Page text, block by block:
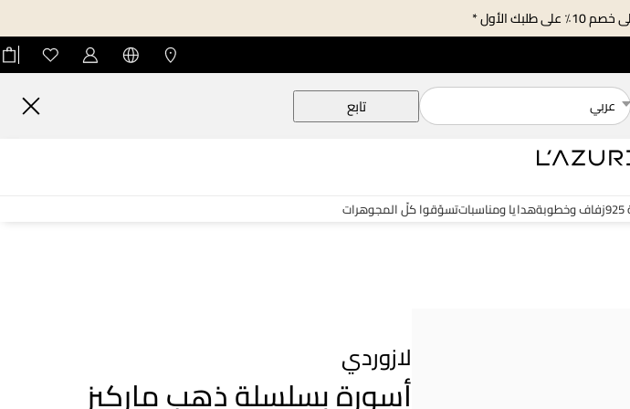
الأول *
عربي تابع
زفاف وخطوبةهدايا ومناسباتتسوّقوا كلّ المجوهرات
لازوردي
أسورة بسلسلة ذهب ماركيز